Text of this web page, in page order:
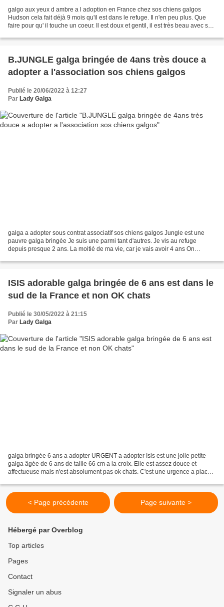
galgo aux yeux d ambre a l adoption en France chez sos chiens galgos
Hudson cela fait déjà 9 mois qu'il est dans le refuge. Il n'en peu plus. Que
faire pour qu' il touche un coeur. Il est doux et gentil, il est très beau avec ses
B.JUNGLE galga bringée de 4ans très douce a
adopter a l'association sos chiens galgos
Publié le 20/06/2022 à 12:27
Par Lady Galga
galga a adopter sous contrat associatif sos chiens galgos Jungle est une
pauvre galga bringée Je suis une parmi tant d'autres. Je vis au refuge
depuis presque 2 ans. La moitié de ma vie, car je vais avoir 4 ans On
ISIS adorable galga bringée de 6 ans est dans le
sud de la France et non OK chats
Publié le 30/05/2022 à 21:15
Par Lady Galga
galga bringée 6 ans a adopter URGENT a adopter Isis est une jolie petite
galga âgée de 6 ans de taille 66 cm a la croix. Elle est assez douce et
affectueuse mais n'est absolument pas ok chats. C'est une urgence a placer
< Page précédente Page suivante >
Hébergé par Overblog
Top articles
Pages
Contact
Signaler un abus